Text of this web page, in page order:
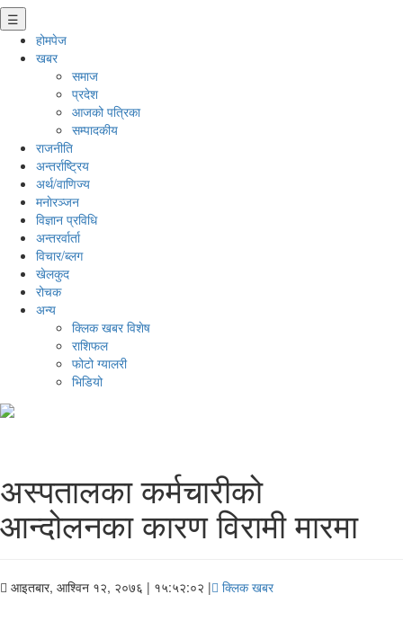
☰
होमपेज
खबर
समाज
प्रदेश
आजको पत्रिका
सम्पादकीय
राजनीति
अन्तर्राष्ट्रिय
अर्थ/वाणिज्य
मनाेरञ्जन
विज्ञान प्रविधि
अन्तरर्वार्ता
विचार/ब्लग
खेलकुद
रोचक
अन्य
क्लिक खबर विशेष
राशिफल
फोटो ग्यालरी
भिडियो
अस्पतालका कर्मचारीको
आन्दोलनका कारण विरामी मारमा
आइतबार, आश्विन १२, २०७६ | १५:५२:०२ | क्लिक खबर